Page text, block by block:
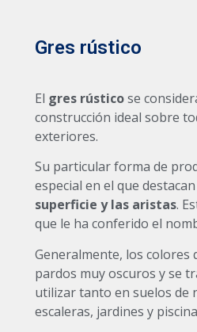
Gres rústico
El gres rústicose
construcción ideal sobre
exteriores.
Su particular forma de
especial en el que
superficie y las aristas.
que le ha conferido el
Generalmente, los colores
pardos muy oscuros y se
utilizar tanto en suelos de
escaleras, jardines y